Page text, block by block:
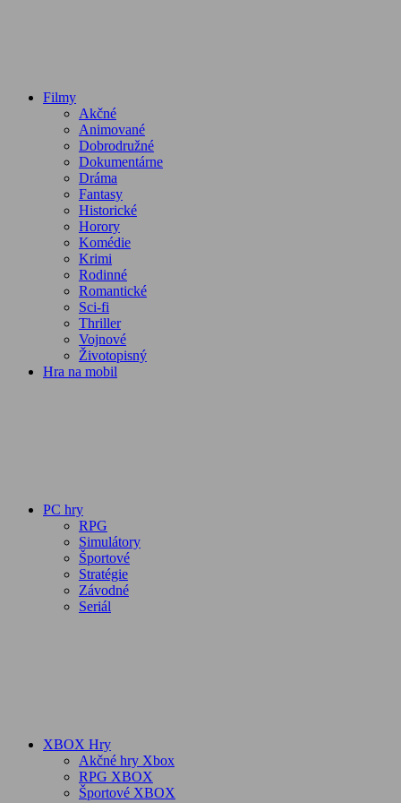
Filmy
Akčné
Animované
Dobrodružné
Dokumentárne
Dráma
Fantasy
Historické
Horory
Komédie
Krimi
Rodinné
Romantické
Sci-fi
Thriller
Vojnové
Životopisný
Hra na mobil
PC hry
RPG
Simulátory
Športové
Stratégie
Závodné
Seriál
XBOX Hry
Akčné hry Xbox
RPG XBOX
Športové XBOX